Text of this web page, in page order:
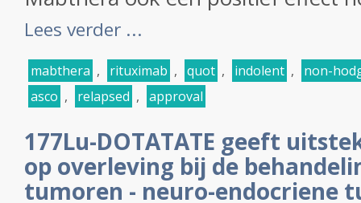
Lees verder ...
mabthera , rituximab , quot , indolent ,
non-
asco , relapsed , approval
177Lu-DOTATATE geeft
op overleving bij de
tumoren - neuro-endocriene